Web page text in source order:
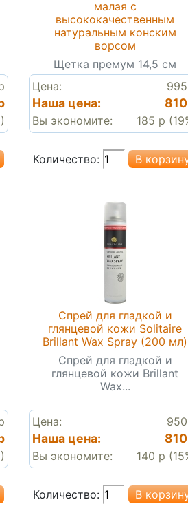
малая с
высококачественным
натуральным конским
ворсом
Щетка премум 14,5 см
Цена:
Наша цена:
Вы экономите: 185 р
Количество:
Спрей для гладкой и
глянцевой кожи Solitaire
Brillant Wax Spray (200 мл)
Спрей для гладкой и
глянцевой кожи Brillant
Wax...
Цена:
Наша цена:
Вы экономите: 140 р
Количество: